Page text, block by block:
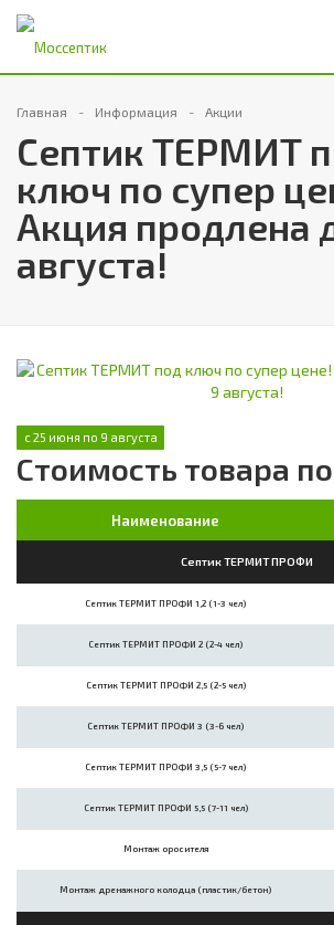
Главная Информация Акции
Септик ТЕРМИТ
ключ по супер
Акция продлена
августа!
с 25 июня по 9 августа
Стоимость товара
Наименование
Септик ТЕРМИТ ПРОФИ
Септик ТЕРМИТ ПРОФИ 1,2 (1-3 чел)
Септик ТЕРМИТ ПРОФИ 2 (2-4 чел)
Септик ТЕРМИТ ПРОФИ 2,5 (2-5 чел)
Септик ТЕРМИТ ПРОФИ 3 (3-6 чел)
Септик ТЕРМИТ ПРОФИ 3,5 (5-7 чел)
Септик ТЕРМИТ ПРОФИ 5,5 (7-11 чел)
Монтаж оросителя
Монтаж дренажного колодца (пластик/бетон)